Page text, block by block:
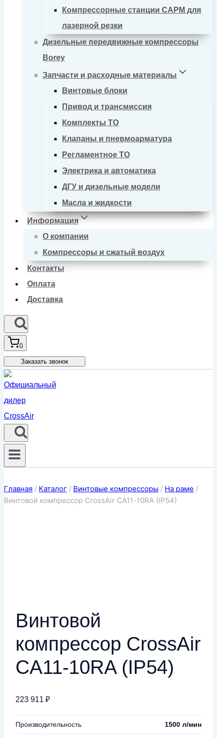
Компрессорные станции CAPM для
лазерной резки
Дизельные передвижные компрессоры
Borey
Запчасти и расходные материалы
Винтовые блоки
Привод и трансмиссия
Комплекты ТО
Клапаны и пневмоарматура
Регламентное ТО
Электрика и автоматика
ДГУ и дизельные модели
Масла и жидкости
Информация
О компании
Компрессоры и сжатый воздух
Контакты
Оплата
Доставка
0
Заказать звонок
Главная / Каталог / Винтовые компрессоры / На раме /
Винтовой компрессор CrossAir CA11-10RA (IP54)
Винтовой
компрессор CrossAir
CA11-10RA (IP54)
223 911 ₽
Производительность 1500 л/мин